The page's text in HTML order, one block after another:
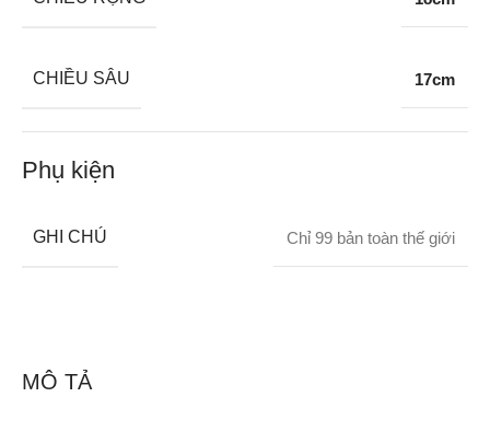
MÔ TẢ
CHIỀU SÂU 17cm
Phụ kiện
GHI CHÚ Chỉ 99 bản toàn thế giới